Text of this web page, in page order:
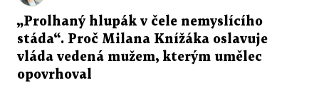
„Prolhaný hlupák v čele nemyslícího
stáda“. Proč Milana Knížáka oslavuje
vláda vedená mužem, kterým umělec
opovrhoval